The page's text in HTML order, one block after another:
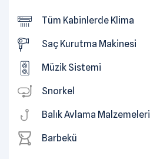
Tüm Kabinlerde Klima
Saç Kurutma Makinesi
Müzik Sistemi
Snorkel
Balık Avlama Malzemeleri
Barbekü